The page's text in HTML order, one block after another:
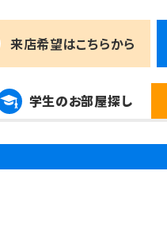
来店希望はこちらから
学生のお部屋探し